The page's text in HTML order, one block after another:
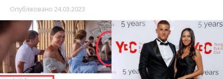
Опубліковано 24.03.2023